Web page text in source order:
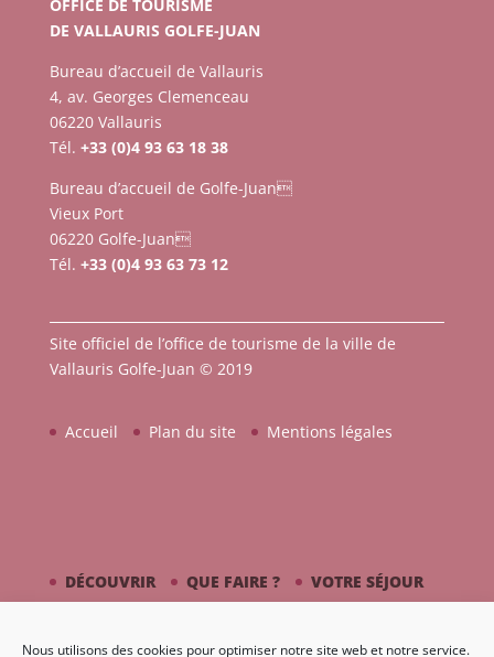
Nous utilisons des cookies pour optimiser notre site web et notre service.
OFFICE DE TOURISME
DE VALLAURIS GOLFE-JUAN
Bureau d’accueil de Vallauris
4, av. Georges Clemenceau
06220 Vallauris
Tél. +33 (0)4 93 63 18 38
Bureau d’accueil de Golfe-Juan
Vieux Port
06220 Golfe-Juan
Tél. +33 (0)4 93 63 73 12
Site officiel de l’office de tourisme de la ville de
Vallauris Golfe-Juan © 2019
Accueil Plan du site Mentions légales
DÉCOUVRIR QUE FAIRE ?
VOTRE SÉJOUR